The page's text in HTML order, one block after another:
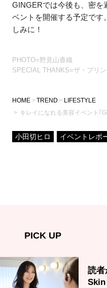
GINGERでは今後も、密を
ベントを開催する予定です
しみに！
PHOTO=野見山香織
SPECIAL THANKS=ザ・プリ
HOME TREND
LIFESTYLE
キレイになれる美容イベント｢
小田切ヒロ イベントレポ
PICK UP
読者
Skin